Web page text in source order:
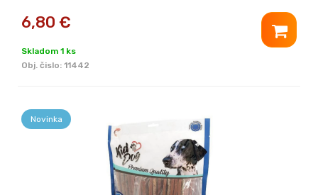
6,80 €
Skladom 1 ks
Obj. čislo: 11442
Novinka